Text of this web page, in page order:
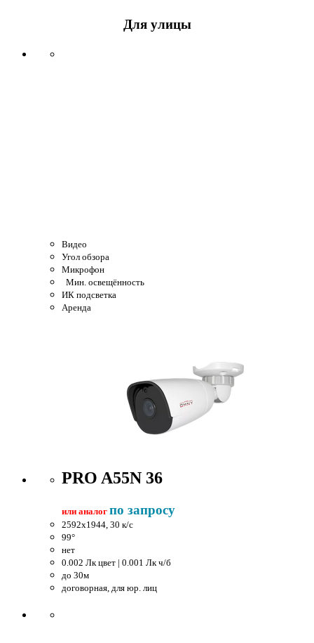
Для улицы
Видео
Угол обзора
Микрофон
Мин. освещённость
ИК подсветка
Аренда
PRO A55N 36
или аналог по запросу
2592x1944, 30 к/c
99°
нет
0.002 Лк цвет | 0.001 Лк ч/б
до 30м
договорная, для юр. лиц